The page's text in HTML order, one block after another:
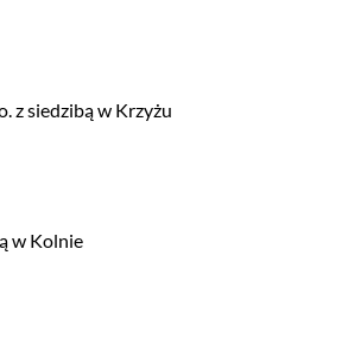
z siedzibą w Krzyżu
w Kolnie